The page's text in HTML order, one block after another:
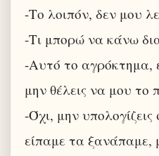
-Το λοιπόν, δεν μου
-Τι μπορώ να κάνω
-Αυτό το αγρόκτημα,
μην θέλεις να μου το
-Όχι, μην
είπαμε τα ξανάπαμε,